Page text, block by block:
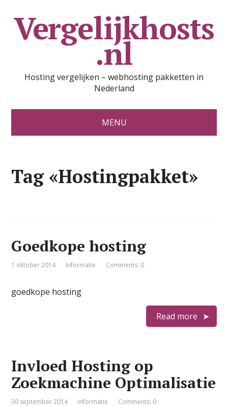
Vergelijkhosts
.nl
Hosting vergelijken – webhosting pakketten in
Nederland
MENU
Tag «Hostingpakket»
Goedkope hosting
1 oktober 2014 Informatie Comments: 0
goedkope hosting
Read more
Invloed Hosting op
Zoekmachine Optimalisatie
30 september 2014 Informatie Comments: 0